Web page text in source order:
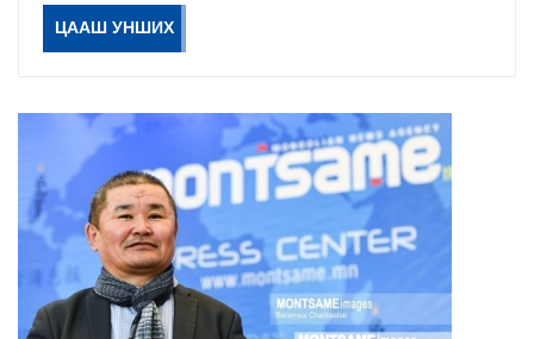
ЦААШ УНШИХ